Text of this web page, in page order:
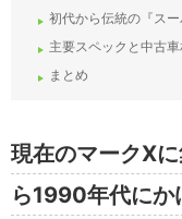
初代から伝統の『ス
主要スペックと中古
まとめ
現在のマークX
ら1990年代にか